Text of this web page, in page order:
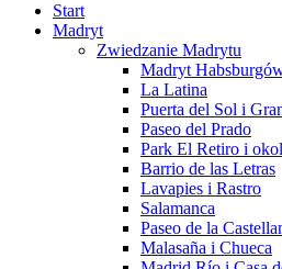
Start
Madryt
Zwiedzanie Madrytu
Madryt
La Latina
Puerta del Sol i
Paseo del Prado
Park El Retiro i
Barrio de las Letras
Lavapies i Rastro
Salamanca
Paseo de la
Malasaña i Chueca